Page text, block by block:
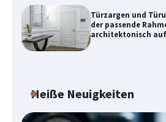
Türzargen und
der passende
architektonisch
Heiße Neuigkeiten
Danzig zwischen
Architektur und